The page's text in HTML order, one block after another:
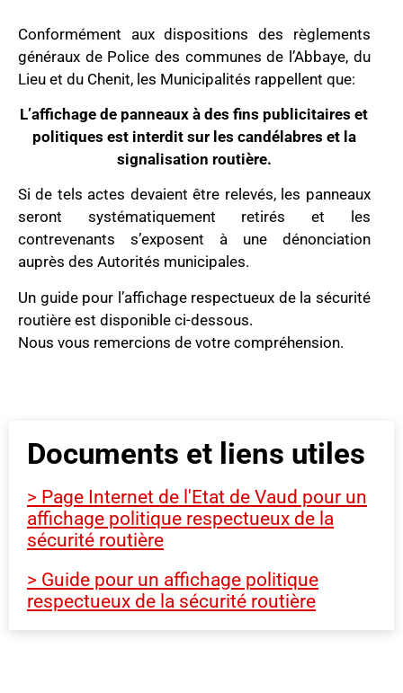
Conformément aux dispositions des règlements
généraux de Police des communes de l’Abbaye, du
Lieu et du Chenit, les Municipalités rappellent que:
L’affichage de panneaux à des fins publicitaires et
politiques est interdit sur les candélabres et la
signalisation routière.
Si de tels actes devaient être relevés, les panneaux
seront systématiquement retirés et les
contrevenants s’exposent à une dénonciation
auprès des Autorités municipales.
Un guide pour l’affichage respectueux de la sécurité
routière est disponible ci-dessous.
Nous vous remercions de votre compréhension.
Documents et liens utiles
> Page Internet de l'Etat de Vaud pour un
affichage politique respectueux de la
sécurité routière
> Guide pour un affichage politique
respectueux de la sécurité routière